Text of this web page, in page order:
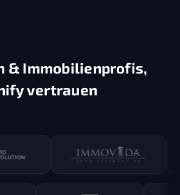
& Immobilienprofis,
vertrauen